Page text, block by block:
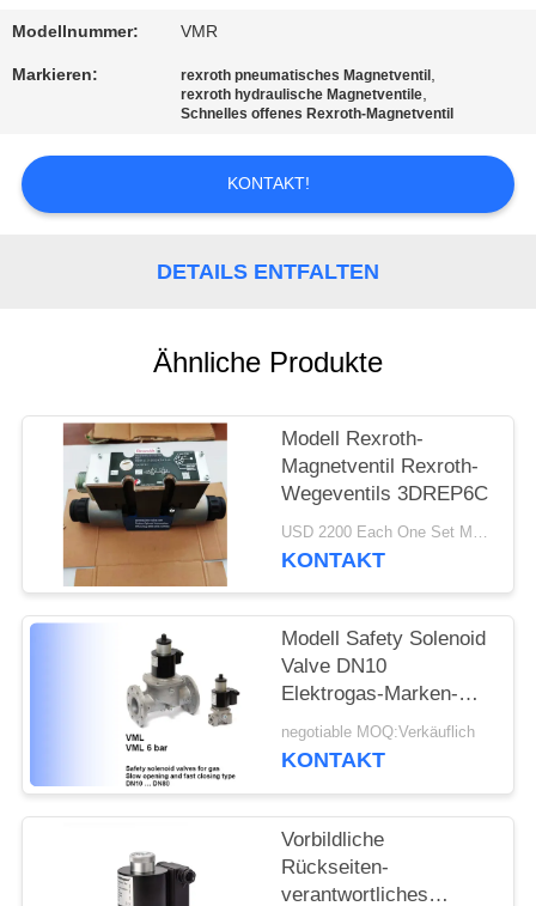
NEUIGKEITEN
EIN
ANGEBOT
DATENSCHUTZERKLÄRUNG
Modellnummer: VMR
Markieren: rexroth pneumatisches Magnetventil ,
rexroth hydraulische Magnetventile,
Schnelles offenes Rexroth-Magnetventil
KONTAKT!
DETAILS ENTFALTEN
Ähnliche Produkte
Modell Rexroth-
Magnetventil Rexroth-
Wegeventils 3DREP6C
USD 2200 Each One Set MOQ:2sets
KONTAKT
Modell Safety Solenoid
Valve DN10
Elektrogas-Marken-
VML zur Größe DN80
negotiable MOQ:Verkäuflich
KONTAKT
Vorbildliche
Rückseiten-
verantwortliches